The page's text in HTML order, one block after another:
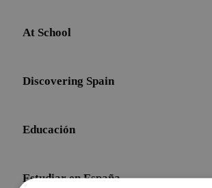
At School
Discovering Spain
Educación
Estudiar en España